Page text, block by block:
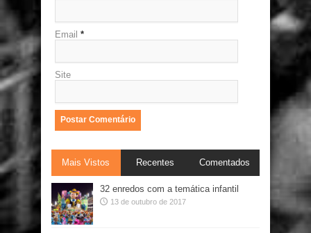
Email *
Site
Mais Vistos Recentes Comentados
32 enredos com a temática infantil
13 de outubro de 2017